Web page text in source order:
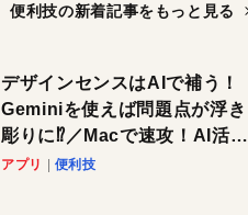
便利技の新着記事をもっと見る
デザインセンスはAIで補う！
Geminiを使えば問題点が浮き
彫りに⁉︎／Macで速攻！AI活用
テク
アプリ 便利技